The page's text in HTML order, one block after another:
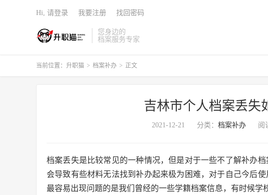
您身边的
档案服务专家
Hi, 请登录 我要注册 找回密码
当前位置： 升职猫 > 档案补办 > 正文
吉林市个人档案丢失
2021-12-21 分类： 档案补办 阅
档案丢失是比较常见的一种情况，但是对于一些不了解补办
会导致有些材料无法找到补办起来极为困难，对于自己今后
最容易出现问题的是我们曾经的一些学籍档案信息，有时候学